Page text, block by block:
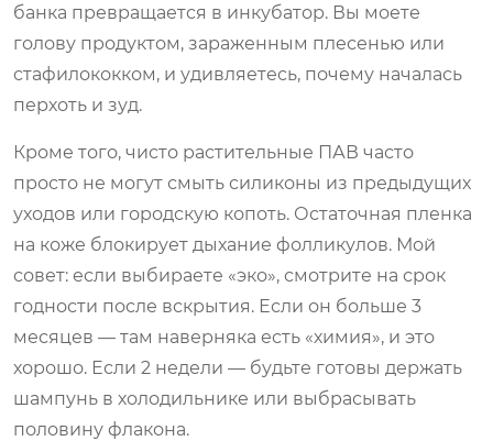
банка превращается в инкубатор. Вы моете
голову продуктом, зараженным плесенью или
стафилококком, и удивляетесь, почему началась
перхоть и зуд.
Кроме того, чисто растительные ПАВ часто
просто не могут смыть силиконы из предыдущих
уходов или городскую копоть. Остаточная пленка
на коже блокирует дыхание фолликулов. Мой
совет: если выбираете «эко», смотрите на срок
годности после вскрытия. Если он больше 3
месяцев — там наверняка есть «химия», и это
хорошо. Если 2 недели — будьте готовы держать
шампунь в холодильнике или выбрасывать
половину флакона.